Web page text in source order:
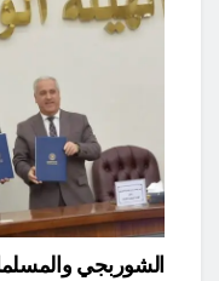
الشوربجي